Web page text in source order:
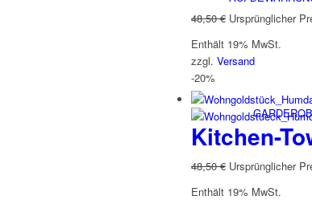
48,50€ Ursprünglicher
Enthält 19% MwSt.
zzgl. Versand
-20%
Kitchen-
48,50€ Ursprünglicher
Enthält 19% MwSt.